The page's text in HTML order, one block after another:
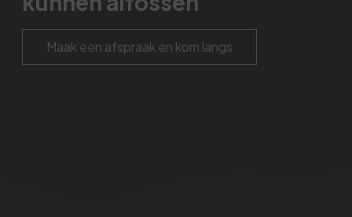
Maak een afspraak en kom langs